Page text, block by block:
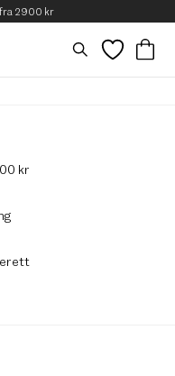
fra 2900 kr
kr